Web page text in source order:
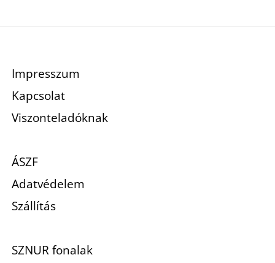
Impresszum
Kapcsolat
Viszonteladóknak
ÁSZF
Adatvédelem
Szállítás
SZNUR fonalak